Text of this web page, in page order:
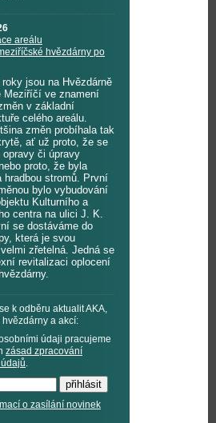
areálu
hvězdárny po
roky jsou na Hvězdárně
Meziříčí ve znamení
v základní
celého areálu.
změn probíhala tak
ať už proto, že se
opravy či úpravy
proto, že byla
hradbou stromů. První
bylo vybudování
Kulturního a
centra na ulici J. K.
se dostáváme do
která je svou
zřetelná. Jedná se
revitalizaci oplocení
k odběru aktualit AKA,
a akcí:
údaji pracujeme
zásad zpracování
.
o zasílání novinek